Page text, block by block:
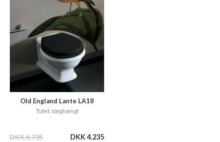
Old England Lante LA18
Toilet, Væghængt
DKK 6.735 DKK 4.235